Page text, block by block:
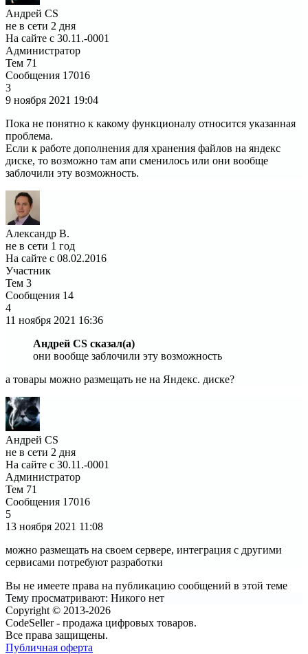
Андрей CS
не в сети 2 дня
На сайте с 30.11.-0001
Администратор
Тем 71
Сообщения 17016
3
9 ноября 2021 19:04
Пока не понятно к какому функционалу относится указанная
проблема.
Если к работе дополнения для хранения файлов на яндекс
диске, то возможно там апи сменилось или они вообще
заблочили эту возможность.
Александр В.
не в сети 1 год
На сайте с 08.02.2016
Участник
Тем 3
Сообщения 14
4
11 ноября 2021 16:36
Андрей CS сказал(а)
они вообще заблочили эту возможность
а товары можно размещать не на Яндекс. диске?
Андрей CS
не в сети 2 дня
На сайте с 30.11.-0001
Администратор
Тем 71
Сообщения 17016
5
13 ноября 2021 11:08
можно размещать на своем сервере, интеграция с другими
сервисами потребуют разработки
Вы не имеете права на публикацию сообщений в этой теме
Тему просматривают: Никого нет
Copyright © 2013-2026
CodeSeller - продажа цифровых товаров.
Все права защищены.
Публичная оферта